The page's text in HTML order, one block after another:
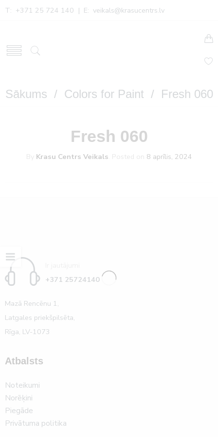
T: +371 25 724 140 | E: veikals@krasucentrs.lv
Sākums / Colors for Paint / Fresh 060
Fresh 060
By Krasu Centrs Veikals Posted on 8 aprīlis, 2024
+371 25724140
Mazā Rencēnu 1,
Latgales priekšpilsēta,
Rīga, LV-1073
Atbalsts
Noteikumi
Norēķini
Piegāde
Privātuma politika